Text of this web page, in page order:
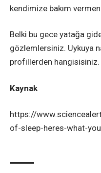
kendimize bakım
Belki bu gece yatağa
gözlemlersiniz. Uykuya
profillerden hangisisiniz.
Kaynak
https://
of-sleep-heres-what-